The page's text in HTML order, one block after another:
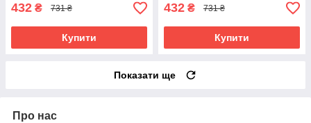
432 ₴ 731 ₴
Купити
432 ₴ 731 ₴
Купити
Показати ще
Про нас